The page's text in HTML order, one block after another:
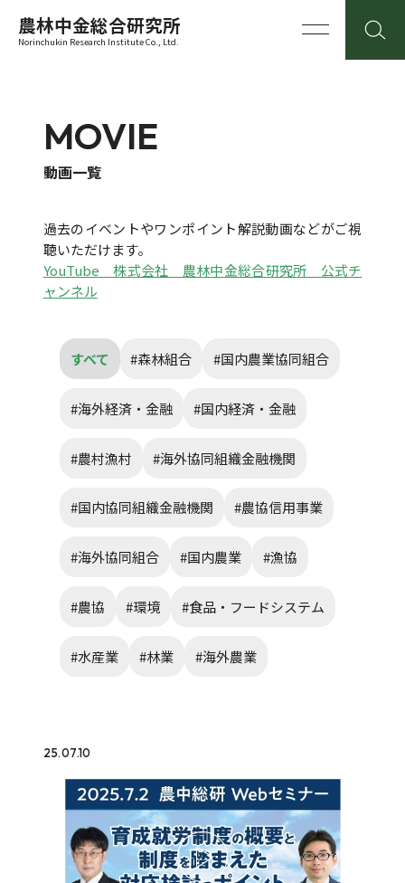
農林中金総合研究所
Norinchukin Research Institute Co., Ltd.
MOVIE
動画一覧
過去のイベントやワンポイント解説動画などがご視
聴いただけます。
YouTube 株式会社 農林中金総合研究所 公式チ
ャンネル
すべて #森林組合 #国内農業協同組合
#海外経済・金融 #国内経済・金融
#農村漁村 #海外協同組織金融機関
#国内協同組織金融機関 #農協信用事業
#海外協同組合 #国内農業 #漁協
#農協 #環境 #食品・フードシステム
#水産業 #林業 #海外農業
25.07.10